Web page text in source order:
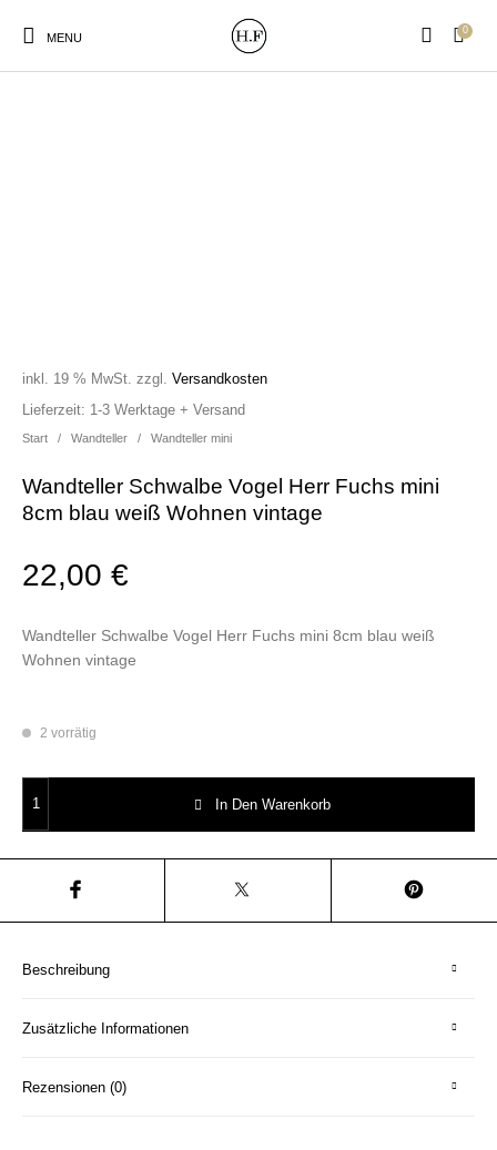
MENU
0
Poster&Notizbücher
für den Kopf
Start / Wandteller / Wandteller mini
Wandteller Schwalbe Vogel Herr Fuchs mini
8cm blau weiß Wohnen vintage
22,00€
inkl. 19 % MwSt. zzgl.Versandkosten
Wandteller Schwalbe Vogel Herr Fuchs mini 8cm blau weiß
Wohnen vintage
Lieferzeit: 1-3 Werktage + Versand
2 vorrätig
In Den Warenkorb
Beschreibung
Zusätzliche Informationen
Rezensionen (0)